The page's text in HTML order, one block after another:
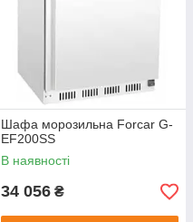
Шафа морозильна Forcar G-
EF200SS
В наявності
34 056 ₴